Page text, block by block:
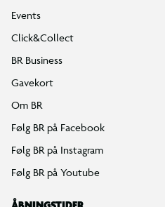
Events
Click&Collect
BR Business
Gavekort
Om BR
Følg BR på Facebook
Følg BR på Instagram
Følg BR på Youtube